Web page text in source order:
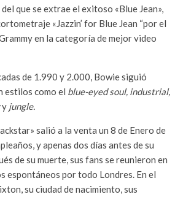
que se extrae el exitoso «Blue Jean»,
«Jazzin’ for Blue Jean “por el
en la categoría de mejor video
de 1.990 y 2.000, Bowie siguió
estilos como el blue-eyed soul, industrial,
y jungle.
salió a la venta un 8 de Enero de
y apenas dos días antes de su
de su muerte, sus fans se reunieron en
espontáneos por todo Londres. En el
su ciudad de nacimiento, sus